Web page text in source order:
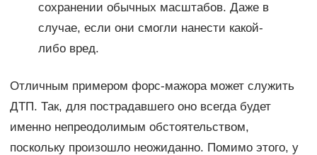
сохранении обычных масштабов. Даже в
случае, если они смогли нанести какой-
либо вред.
Отличным примером форс-мажора может служить
ДТП. Так, для пострадавшего оно всегда будет
именно непреодолимым обстоятельством,
поскольку произошло неожиданно. Помимо этого, у